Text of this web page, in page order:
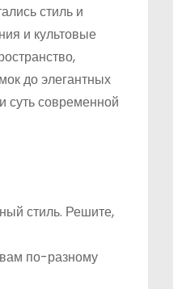
стиль и
и культовые
до элегантных
суть современной
стиль. Решите,
вам по-разному